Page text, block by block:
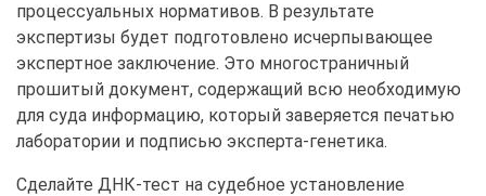
процессуальных нормативов. В результате
экспертизы будет подготовлено исчерпывающее
экспертное заключение. Это многостраничный
прошитый документ, содержащий всю необходимую
для суда информацию, который заверяется печатью
лаборатории и подписью эксперта-генетика.
Сделайте ДНК-тест на судебное установление